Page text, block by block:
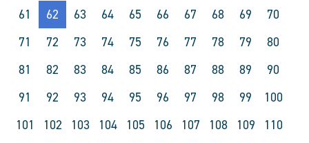
61
62 63 64 65 66 67 68 69
70
71
72 73 74 75 76 77 78 79
80
81
82 83 84 85 86 87 88 89
90
91
92 93 94 95 96 97 98 99
100
101
102 103 104 105 106 107 108 109
110